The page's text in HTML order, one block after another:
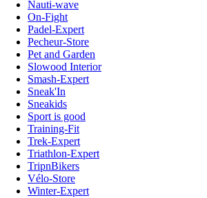
Nauti-wave
On-Fight
Padel-Expert
Pecheur-Store
Pet and Garden
Slowood Interior
Smash-Expert
Sneak'In
Sneakids
Sport is good
Training-Fit
Trek-Expert
Triathlon-Expert
TripnBikers
Vélo-Store
Winter-Expert